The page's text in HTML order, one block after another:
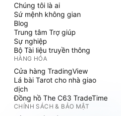
Chúng tôi là ai
Sứ mệnh không gian
Blog
Trung tâm Trợ giúp
Sự nghiệp
Bộ Tài liệu truyền thông
HÀNG HÓA
Cửa hàng TradingView
Lá bài Tarot cho nhà giao
dịch
Đồng hồ The C63 TradeTime
CHÍNH SÁCH & BẢO MẬT